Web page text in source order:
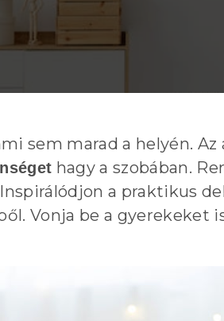
sem marad a helyén. Az
hagy a szobában.
a praktikus
Vonja be a gyerekeket